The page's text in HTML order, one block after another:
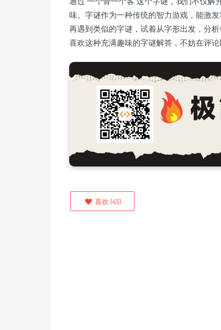
味。字谜作为一种传统的智力游戏，能激
再遇到类似的字谜，试着从字形出发，分
喜欢这种充满趣味的字谜解答，不妨在评
喜欢 (45)